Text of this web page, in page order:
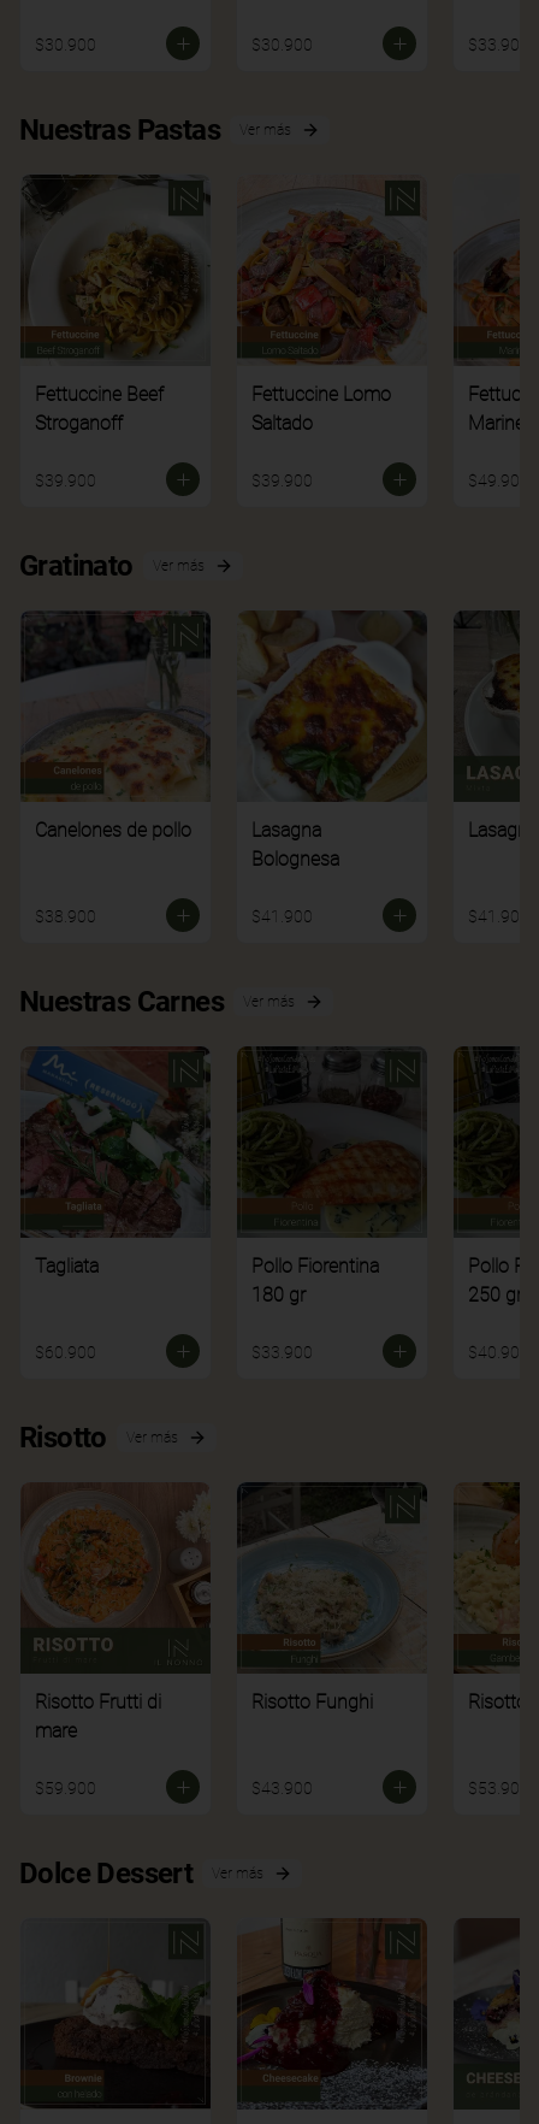
$30.900 $30.900 $33.900
Nuestras Pastas Ver más
Fettuccine Beef
Stroganoff
$39.900
Fettuccine Lomo
Saltado
$39.900
Marinera
$49.900
Gratinato Ver más
Canelones de pollo
$38.900
Lasagna
Bolognesa
$41.900 $41.900
Nuestras Carnes Ver más
Tagliata
$60.900
Pollo Fiorentina
180 gr
$33.900
Pollo
250 gr
$40.900
Risotto Ver más
Risotto Frutti di
mare
$59.900
Risotto Funghi
$43.900
Risotto
$53.900
Dolce Dessert Ver más